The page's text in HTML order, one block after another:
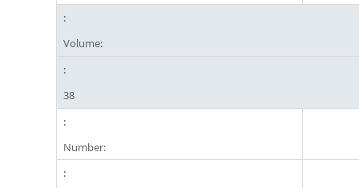
Volume:
38
Number: